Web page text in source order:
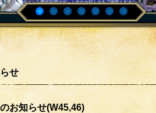
せ
お知らせ(W45,46)